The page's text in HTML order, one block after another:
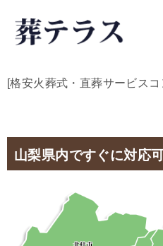
[格安火葬式・直葬サービスコ
山梨県内ですぐに対応